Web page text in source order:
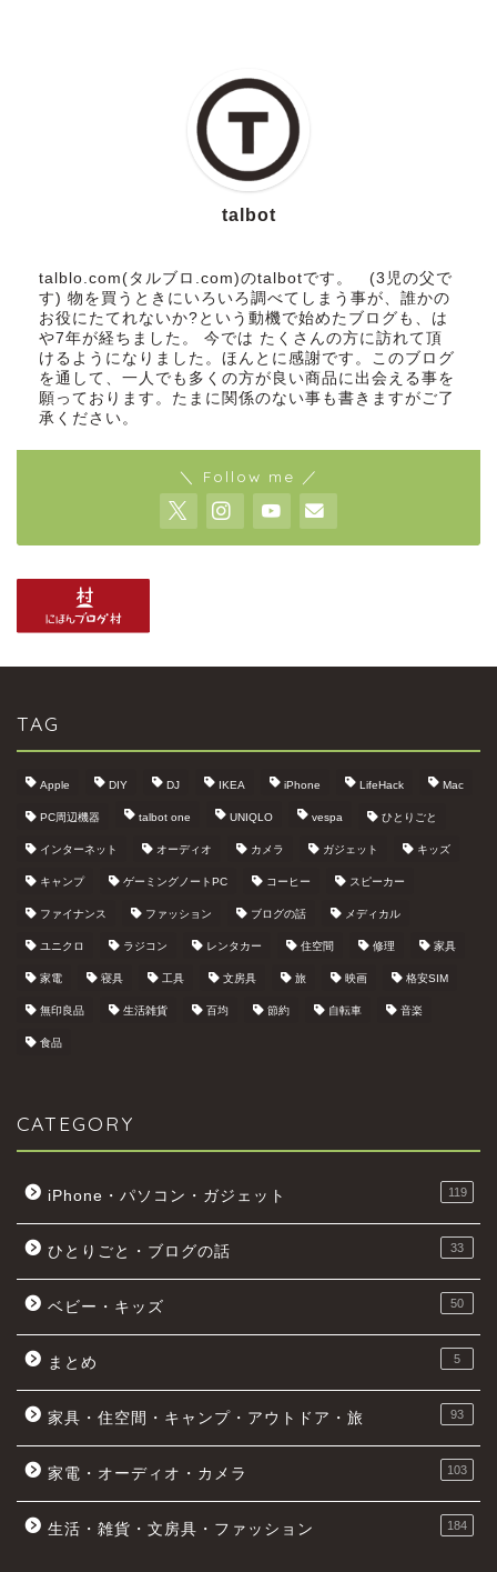
talbot
talblo.com(タルブロ.com)のtalbotです。 (3児の父で
す) 物を買うときにいろいろ調べてしまう事が、誰かの
お役にたてれないか?という動機で始めたブログも、は
や7年が経ちました。 今では たくさんの方に訪れて頂
けるようになりました。ほんとに感謝です。このブログ
を通して、一人でも多くの方が良い商品に出会える事を
願っております。たまに関係のない事も書きますがご了
承ください。
＼ Follow me ／
TAG
Apple DIY DJ IKEA iPhone LifeHack Mac
PC周辺機器 talbot one UNIQLO vespa ひとりごと
インターネット オーディオ カメラ ガジェット キッズ
キャンプ ゲーミングノートPC コーヒー スピーカー
ファイナンス ファッション ブログの話 メディカル
ユニクロ ラジコン レンタカー 住空間 修理 家具
家電 寝具 工具 文房具 旅 映画 格安SIM
無印良品 生活雑貨 百均 節約 自転車 音楽
食品
CATEGORY
iPhone・パソコン・ガジェット 119
ひとりごと・ブログの話 33
ベビー・キッズ 50
まとめ 5
家具・住空間・キャンプ・アウトドア・旅 93
家電・オーディオ・カメラ 103
生活・雑貨・文房具・ファッション 184